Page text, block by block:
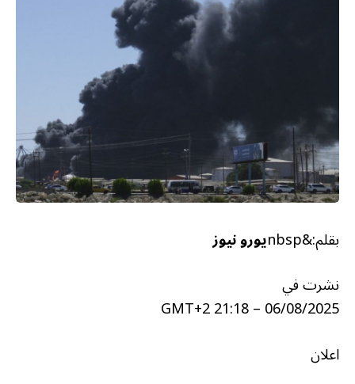
بقلم:&nbsp
يورو نيوز
نشرت في
06/08/2025 – 21:18 GMT+2
اعلان